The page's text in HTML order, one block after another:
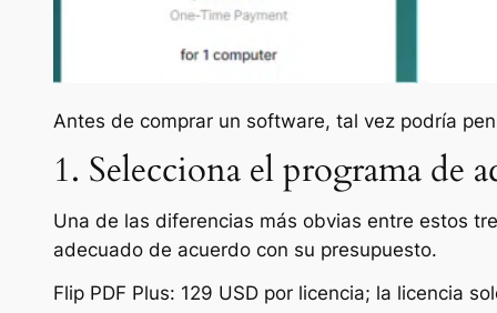
Antes de comprar un software, tal vez podría
1. Selecciona el programa de
Una de las diferencias más obvias entre estos
adecuado de acuerdo con su presupuesto.
Flip PDF Plus: 129 USD por licencia; la licencia